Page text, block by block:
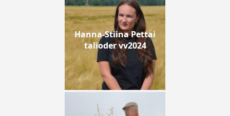
Hanna-Stiina Pettai
talioder vv2024